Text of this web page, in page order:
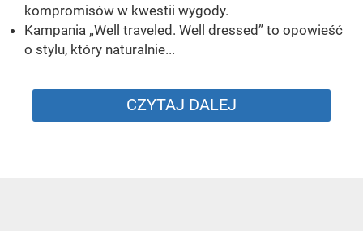
kompromisów w kwestii wygody.
Kampania „Well traveled. Well dressed” to opowieść
o stylu, który naturalnie...
CZYTAJ DALEJ